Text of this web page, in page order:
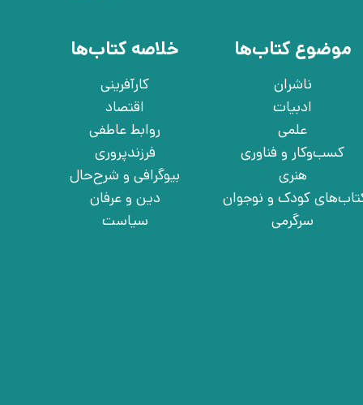
موضوع کتاب‌ها
ناشران
ادبیات
علمی
کسب‌وکار و فناوری
هنری
کودک و نوجوان
سرگرمی
خلاصه کتاب‌ها
کارآفرینی
اقتصاد
روابط عاطفی
فرزندپروری
بیوگرافی و شرح‌حال
دین و عرفان
سیاست